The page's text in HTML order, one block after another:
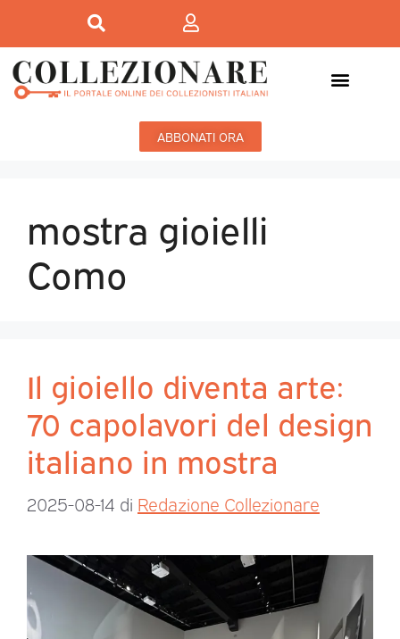
ABBONATI ORA
mostra gioielli
Como
Il gioiello diventa arte:
70 capolavori del design
italiano in mostra
2025-08-14 di Redazione Collezionare